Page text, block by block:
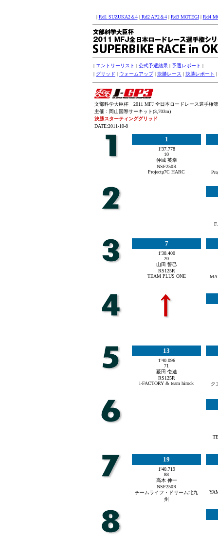
| Rd1 SUZUKA2＆4|Rd2 AP2＆4| Rd3 MOTEGI| Rd4
| エントリーリスト | 公式予選結果 | 予選レポート |
| グリッド | ウォームアップ| 決勝レース | 決勝レポート |
文部科学大臣杯 2011 MFJ 全日本ロードレース選手権
主催：岡山国際サーキット(3,703m)
決勝スターティンググリッド
DATE:2011-10-8
1
1'37.778
10
仲城 英幸
NSF250R
Projectμ7C HARC
7
1'38.400
20
山田 誓己
RS125R
TEAM PLUS ONE
13
1'40.096
71
薮田 壱速
RS125R
i-FACTORY & team hirock
ク
19
1'40.719
88
高木 伸一
NSF250R
チームライフ・ドリーム北九
州